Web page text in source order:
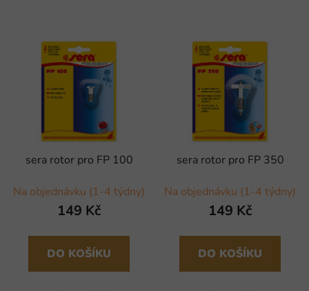
sera rotor pro FP 100
Na objednávku (1-4 týdny)
149 Kč
DO KOŠÍKU
sera rotor pro FP 350
Na objednávku (1-4 týdny)
149 Kč
DO KOŠÍKU